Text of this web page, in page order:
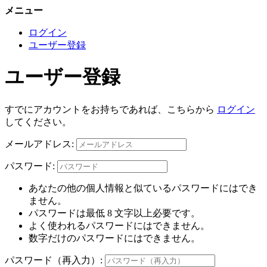
メニュー
ログイン
ユーザー登録
ユーザー登録
すでにアカウントをお持ちであれば、こちらから ログイン
してください。
メールアドレス:
パスワード:
あなたの他の個人情報と似ているパスワードにはでき
ません。
パスワードは最低 8 文字以上必要です。
よく使われるパスワードにはできません。
数字だけのパスワードにはできません。
パスワード（再入力）: